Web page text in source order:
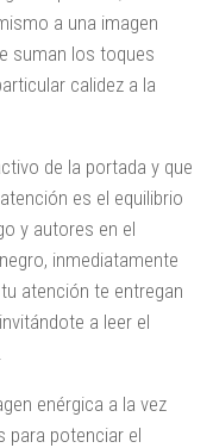
a una imagen
suman los toques
calidez a la
de la portada y que
es el equilibrio
y autores en el
inmediatamente
atención te entregan
a leer el
enérgica a la vez
para potenciar el